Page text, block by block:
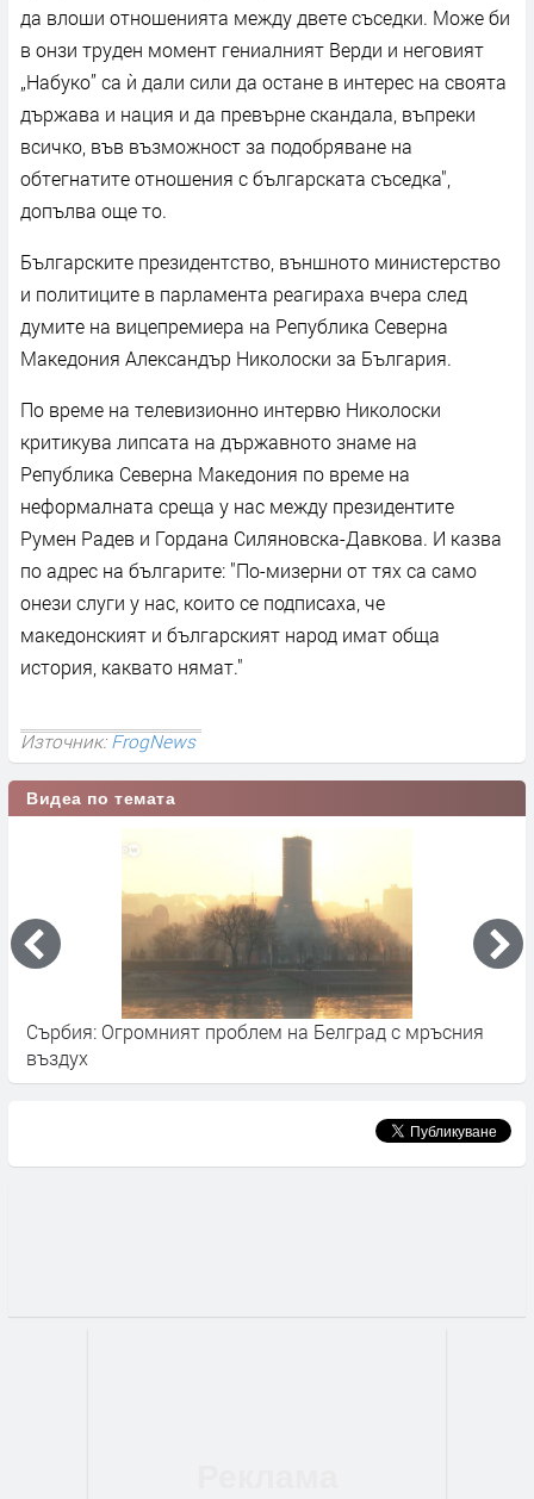
да влоши отношенията между двете съседки. Може би
в онзи труден момент гениалният Верди и неговият
„Набуко” са ѝ дали сили да остане в интерес на своята
държава и нация и да превърне скандала, въпреки
всичко, във възможност за подобряване на
обтегнатите отношения с българската съседка",
допълва още то.
Българските президентство, външното министерство
и политиците в парламента реагираха вчера след
думите на вицепремиера на Република Северна
Македония Александър Николоски за България.
По време на телевизионно интервю Николоски
критикува липсата на държавното знаме на
Република Северна Македония по време на
неформалната среща у нас между президентите
Румен Радев и Гордана Силяновска-Давкова. И казва
по адрес на българите: "По-мизерни от тях са само
онези слуги у нас, които се подписаха, че
македонският и българският народ имат обща
история, каквато нямат."
Източник:FrogNews
Видеа по темата
Сърбия: Огромният проблем на Белград с мръсния
въздух